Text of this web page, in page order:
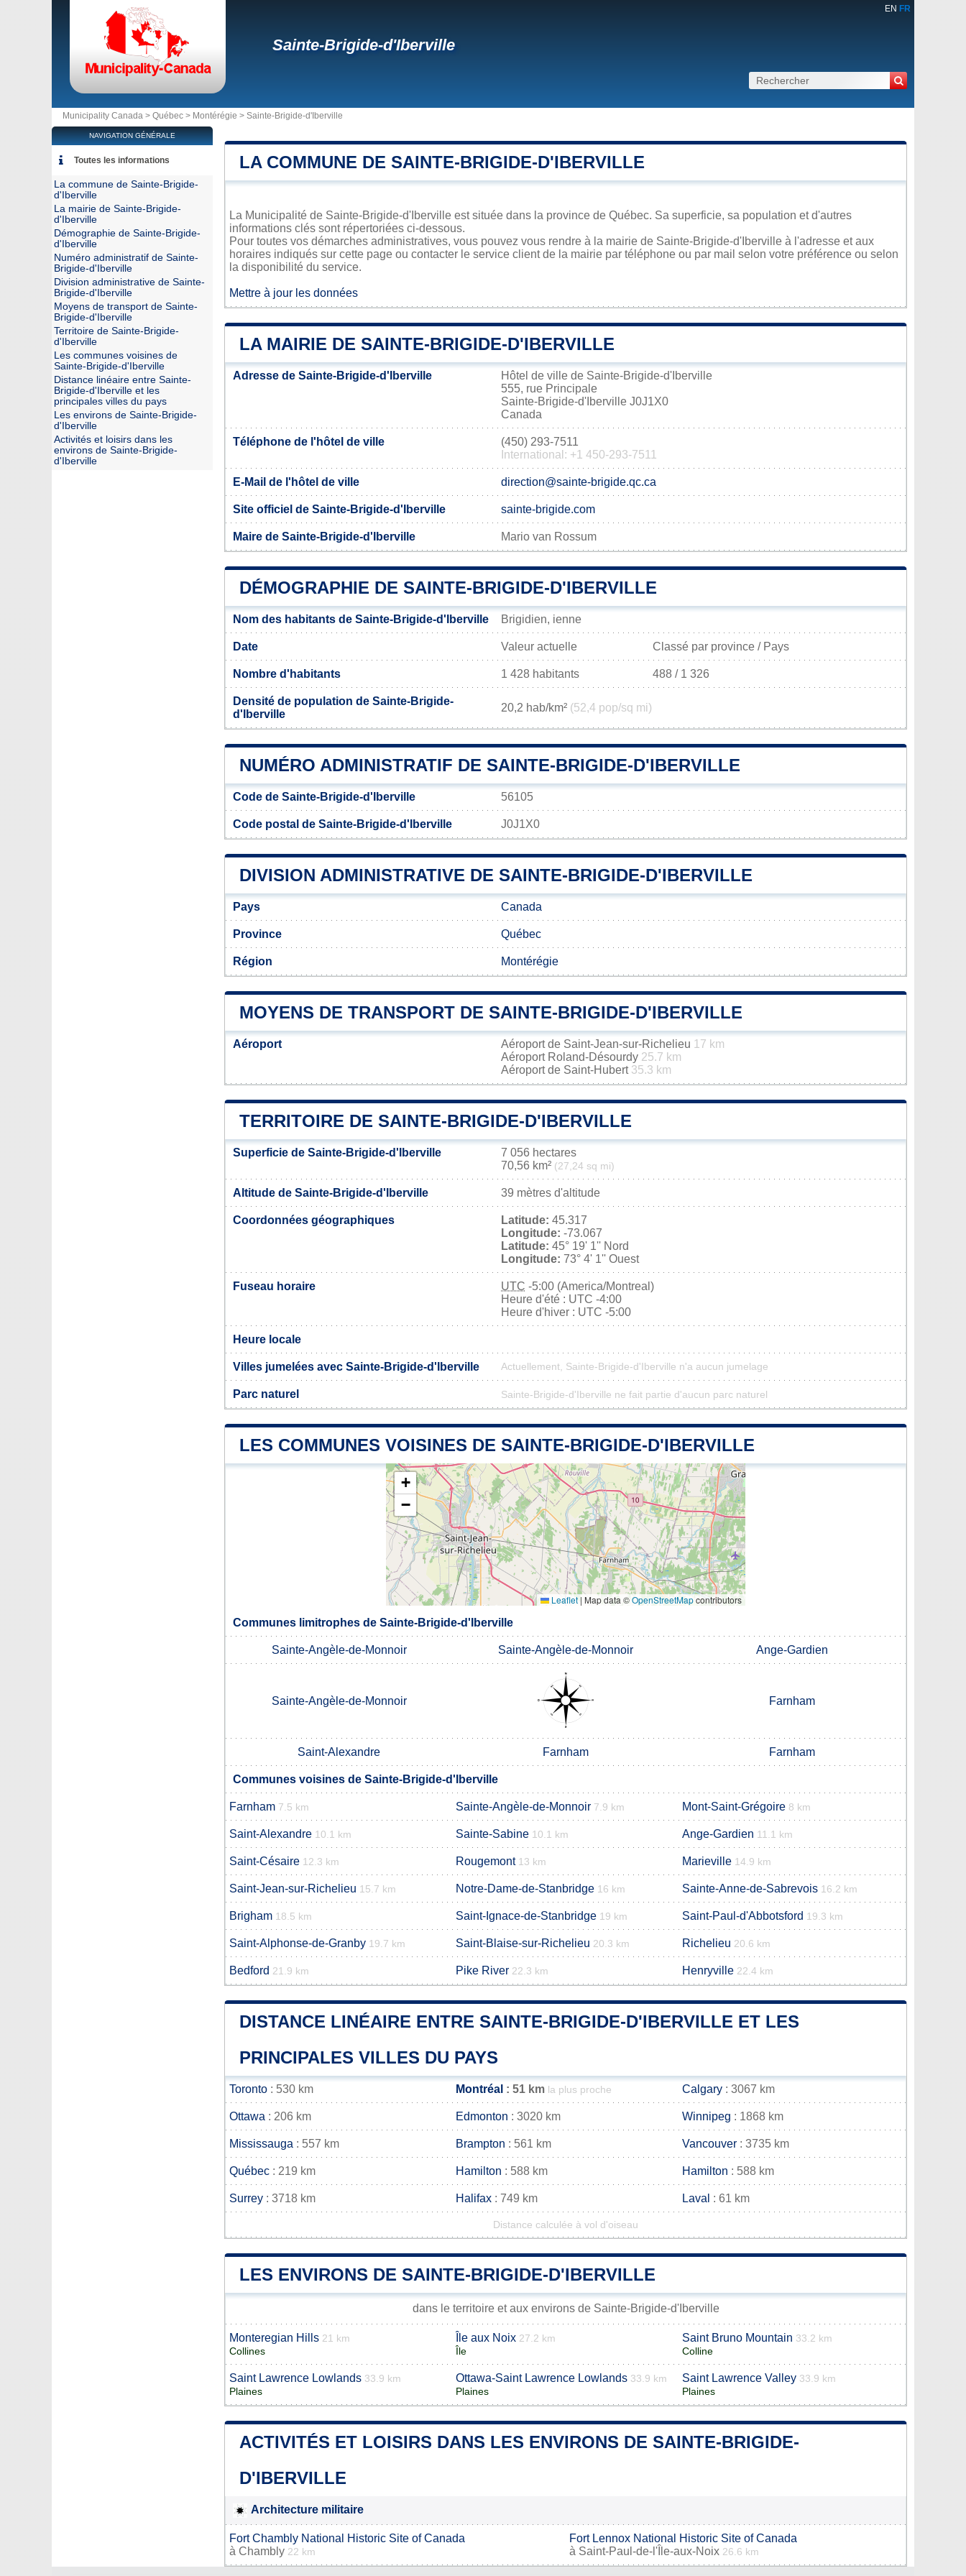
EN FR
Sainte-Brigide-d'Iberville
Municipality Canada > Québec > Montérégie > Sainte-Brigide-d'Iberville
LA COMMUNE DE SAINTE-BRIGIDE-D'IBERVILLE
La Municipalité de Sainte-Brigide-d'Iberville est située dans la province de Québec. Sa superficie, sa population et d'autres
informations clés sont répertoriées ci-dessous.
Pour toutes vos démarches administratives, vous pouvez vous rendre à la mairie de Sainte-Brigide-d'Iberville à l'adresse et aux
horaires indiqués sur cette page ou contacter le service client de la mairie par téléphone ou par mail selon votre préférence ou selon
la disponibilité du service.
Mettre à jour les données
LA MAIRIE DE SAINTE-BRIGIDE-D'IBERVILLE
Adresse de Sainte-Brigide-d'Iberville
Hôtel de ville de Sainte-Brigide-d'Iberville
555, rue Principale
Sainte-Brigide-d'Iberville J0J1X0
Canada
Téléphone de l'hôtel de ville
(450) 293-7511
International: +1 450-293-7511
E-Mail de l'hôtel de ville direction@sainte-brigide.qc.ca
Site officiel de Sainte-Brigide-d'Iberville sainte-brigide.com
Maire de Sainte-Brigide-d'Iberville Mario van Rossum
DÉMOGRAPHIE DE SAINTE-BRIGIDE-D'IBERVILLE
Nom des habitants de Sainte-Brigide-d'Iberville Brigidien, ienne
Date Valeur actuelle Classé par province / Pays
Nombre d'habitants 1 428 habitants 488 / 1 326
Densité de population de Sainte-Brigide-
d'Iberville
20,2 hab/km² (52,4 pop/sq mi)
NUMÉRO ADMINISTRATIF DE SAINTE-BRIGIDE-D'IBERVILLE
Code de Sainte-Brigide-d'Iberville 56105
Code postal de Sainte-Brigide-d'Iberville J0J1X0
DIVISION ADMINISTRATIVE DE SAINTE-BRIGIDE-D'IBERVILLE
Pays Canada
Province Québec
Région Montérégie
MOYENS DE TRANSPORT DE SAINTE-BRIGIDE-D'IBERVILLE
Aéroport Aéroport de Saint-Jean-sur-Richelieu 17 km
Aéroport Roland-Désourdy 25.7 km
Aéroport de Saint-Hubert 35.3 km
TERRITOIRE DE SAINTE-BRIGIDE-D'IBERVILLE
Superficie de Sainte-Brigide-d'Iberville
7 056 hectares
70,56 km² (27,24 sq mi)
Altitude de Sainte-Brigide-d'Iberville 39 mètres d'altitude
Coordonnées géographiques Latitude: 45.317
Longitude: -73.067
Latitude: 45° 19' 1'' Nord
Longitude: 73° 4' 1'' Ouest
Fuseau horaire UTC -5:00 (America/Montreal)
Heure d'été : UTC -4:00
Heure d'hiver : UTC -5:00
Heure locale
Villes jumelées avec Sainte-Brigide-d'Iberville Actuellement, Sainte-Brigide-d'Iberville n'a aucun jumelage
Parc naturel Sainte-Brigide-d'Iberville ne fait partie d'aucun parc naturel
LES COMMUNES VOISINES DE SAINTE-BRIGIDE-D'IBERVILLE
+
−
Leaflet | Map data ©OpenStreetMapcontributors
Communes limitrophes de Sainte-Brigide-d'Iberville
Sainte-Angèle-de-Monnoir Sainte-Angèle-de-Monnoir Ange-Gardien
Sainte-Angèle-de-Monnoir Farnham
Saint-Alexandre Farnham Farnham
Communes voisines de Sainte-Brigide-d'Iberville
Farnham 7.5 km Sainte-Angèle-de-Monnoir 7.9 km Mont-Saint-Grégoire 8 km
Saint-Alexandre 10.1 km Sainte-Sabine 10.1 km Ange-Gardien 11.1 km
Saint-Césaire 12.3 km Rougemont 13 km Marieville 14.9 km
Saint-Jean-sur-Richelieu 15.7 km Notre-Dame-de-Stanbridge 16 km Sainte-Anne-de-Sabrevois 16.2 km
Brigham 18.5 km Saint-Ignace-de-Stanbridge 19 km Saint-Paul-d'Abbotsford 19.3 km
Saint-Alphonse-de-Granby 19.7 km Saint-Blaise-sur-Richelieu 20.3 km Richelieu 20.6 km
Bedford 21.9 km Pike River 22.3 km Henryville 22.4 km
DISTANCE LINÉAIRE ENTRE SAINTE-BRIGIDE-D'IBERVILLE ET LES
PRINCIPALES VILLES DU PAYS
Toronto : 530 km Montréal : 51 km la plus proche Calgary : 3067 km
Ottawa : 206 km Edmonton : 3020 km Winnipeg : 1868 km
Mississauga : 557 km Brampton : 561 km Vancouver : 3735 km
Québec : 219 km Hamilton : 588 km Hamilton : 588 km
Surrey : 3718 km Halifax : 749 km Laval : 61 km
Distance calculée à vol d'oiseau
LES ENVIRONS DE SAINTE-BRIGIDE-D'IBERVILLE
dans le territoire et aux environs de Sainte-Brigide-d'Iberville
Monteregian Hills 21 km
Collines
Île aux Noix 27.2 km
Île
Saint Bruno Mountain 33.2 km
Colline
Saint Lawrence Lowlands 33.9 km
Plaines
Ottawa-Saint Lawrence Lowlands 33.9 km
Plaines
Saint Lawrence Valley 33.9 km
Plaines
ACTIVITÉS ET LOISIRS DANS LES ENVIRONS DE SAINTE-BRIGIDE-
D'IBERVILLE
Architecture militaire
Fort Chambly National Historic Site of Canada
à Chambly 22 km
Fort Lennox National Historic Site of Canada
à Saint-Paul-de-l'Île-aux-Noix 26.6 km
NAVIGATION GÉNÉRALE
Toutes les informations
La commune de Sainte-Brigide-
d'Iberville
La mairie de Sainte-Brigide-
d'Iberville
Démographie de Sainte-Brigide-
d'Iberville
Numéro administratif de Sainte-
Brigide-d'Iberville
Division administrative de Sainte-
Brigide-d'Iberville
Moyens de transport de Sainte-
Brigide-d'Iberville
Territoire de Sainte-Brigide-
d'Iberville
Les communes voisines de
Sainte-Brigide-d'Iberville
Distance linéaire entre Sainte-
Brigide-d'Iberville et les
principales villes du pays
Les environs de Sainte-Brigide-
d'Iberville
Activités et loisirs dans les
environs de Sainte-Brigide-
d'Iberville